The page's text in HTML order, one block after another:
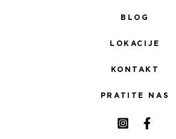
BLOG
LOKACIJE
KONTAKT
PRATITE NAS